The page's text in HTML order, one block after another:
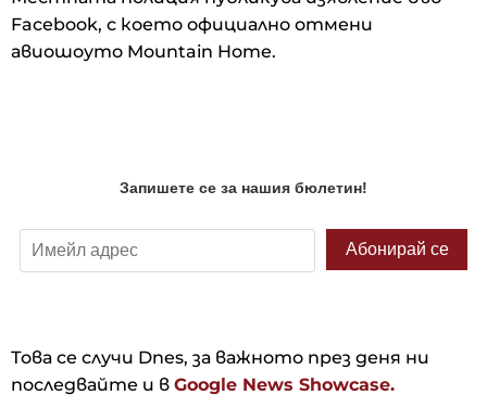
Facebook, с което официално отмени
авиошоуто Mountain Home.
Това се случи Dnes, за важното през деня ни
последвайте и в Google News Showcase.